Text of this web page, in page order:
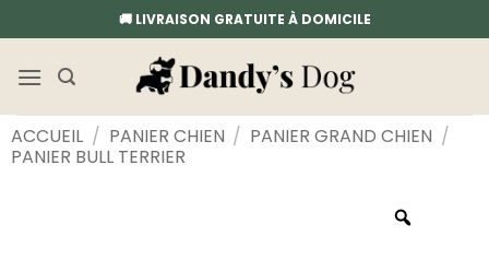
au
contenu
🚚 LIVRAISON GRATUITE À DOMICILE
ACCUEIL / PANIER CHIEN / PANIER GRAND CHIEN /
PANIER BULL TERRIER